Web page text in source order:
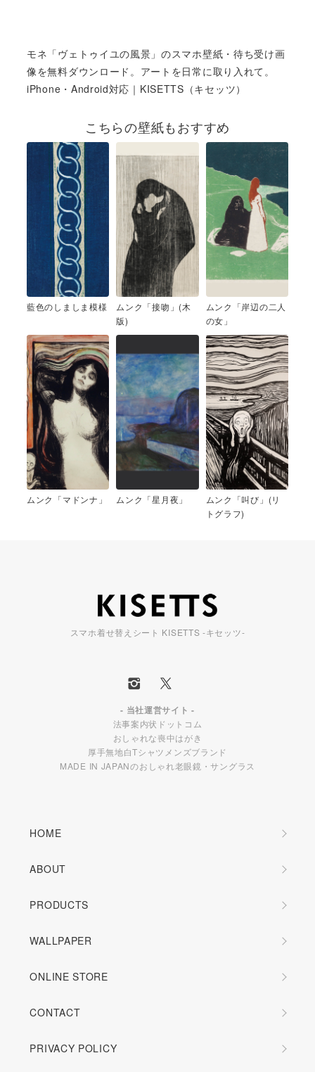
モネ「ヴェトゥイユの風景」のスマホ壁紙・待ち受け画
像を無料ダウンロード。アートを日常に取り入れて。
iPhone・Android対応｜KISETTS（キセッツ）
こちらの壁紙もおすすめ
藍色のしましま模様
ムンク「接吻」(木
版)
ムンク「岸辺の二人
の女」
ムンク「マドンナ」 ムンク「星月夜」
ムンク「叫び」(リ
トグラフ)
スマホ着せ替えシート KISETTS -キセッツ-
- 当社運営サイト -
法事案内状ドットコム
おしゃれな喪中はがき
厚手無地白Tシャツメンズブランド
MADE IN JAPANのおしゃれ老眼鏡・サングラス
HOME
ABOUT
PRODUCTS
WALLPAPER
ONLINE STORE
CONTACT
PRIVACY POLICY